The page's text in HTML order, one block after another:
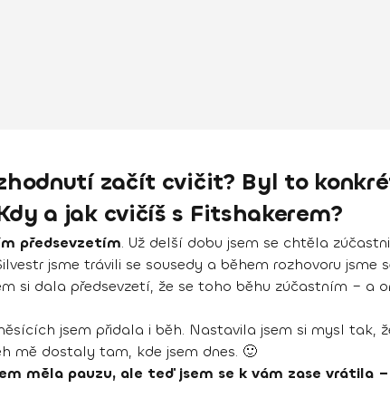
začít cvičit? Byl to
a jak cvičíš s Fitshakerem?
předsevzetím. Už delší dobu jsem se chtěla
jsme trávili se sousedy a během rozhovoru
si dala předsevzetí, že se toho běhu zúčastním – a
jsem přidala i běh. Nastavila jsem si mysl tak,
mě dostaly tam, kde jsem dnes. 🙂
měla pauzu, ale teď jsem se k vám zase vrátila